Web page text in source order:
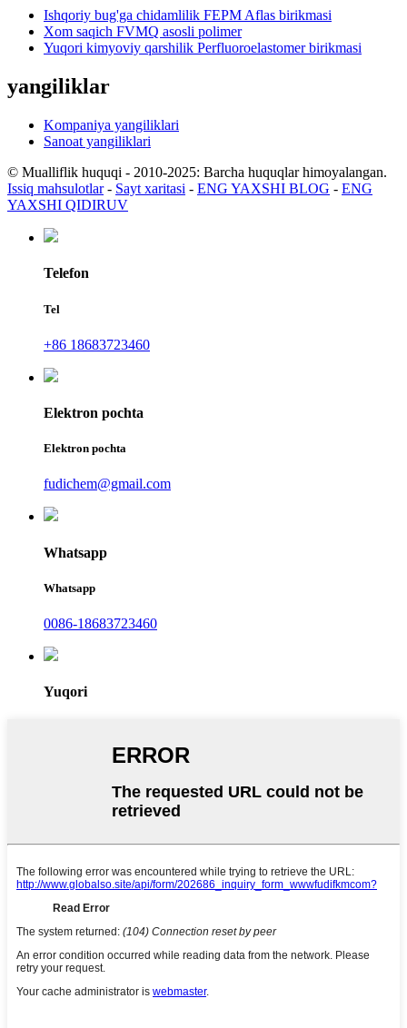
Ishqoriy bug'ga chidamlilik FEPM Aflas birikmasi
Xom saqich FVMQ asosli polimer
Yuqori kimyoviy qarshilik Perfluoroelastomer birikmasi
yangiliklar
Kompaniya yangiliklari
Sanoat yangiliklari
© Mualliflik huquqi - 2010-2025: Barcha huquqlar himoyalangan.
Issiq mahsulotlar- Sayt xaritasi - ENG YAXSHI BLOG - ENG
YAXSHI QIDIRUV
Telefon
Tel
+86 18683723460
Elektron pochta
Elektron pochta
fudichem@gmail.com
Whatsapp
Whatsapp
0086-18683723460
Yuqori